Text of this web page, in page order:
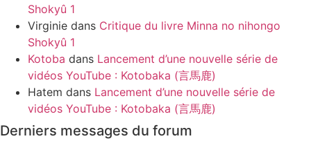
Shokyû 1
Virginie dans Critique du livre Minna no nihongo
Shokyû 1
Kotoba dans Lancement d’une nouvelle série de
vidéos YouTube : Kotobaka (言馬鹿)
Hatem dans Lancement d’une nouvelle série de
vidéos YouTube : Kotobaka (言馬鹿)
Derniers messages du forum